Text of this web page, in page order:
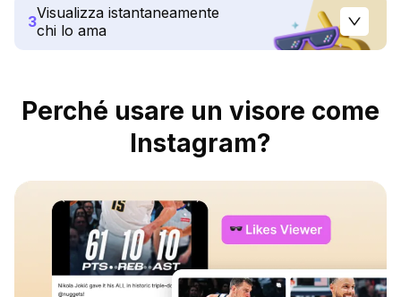
3Visualizza istantaneamente
chi lo ama
Perché usare un visore come
Instagram?